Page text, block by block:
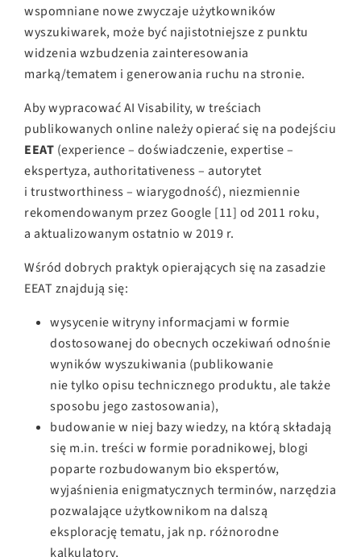
wspomniane nowe zwyczaje użytkowników
wyszukiwarek, może być najistotniejsze z punktu
widzenia wzbudzenia zainteresowania
marką/tematem i generowania ruchu na stronie.
Aby wypracować AI Visability, w treściach
publikowanych online należy opierać się na podejściu
EEAT (experience – doświadczenie, expertise –
ekspertyza, authoritativeness – autorytet
i trustworthiness – wiarygodność), niezmiennie
rekomendowanym przez Google [11] od 2011 roku,
a aktualizowanym ostatnio w 2019 r.
Wśród dobrych praktyk opierających się na zasadzie
EEAT znajdują się:
wysycenie witryny informacjami w formie
dostosowanej do obecnych oczekiwań odnośnie
wyników wyszukiwania (publikowanie
nie tylko opisu technicznego produktu, ale także
sposobu jego zastosowania),
budowanie w niej bazy wiedzy, na którą składają
się m.in. treści w formie poradnikowej, blogi
poparte rozbudowanym bio ekspertów,
wyjaśnienia enigmatycznych terminów, narzędzia
pozwalające użytkownikom na dalszą
eksplorację tematu, jak np. różnorodne
kalkulatory,